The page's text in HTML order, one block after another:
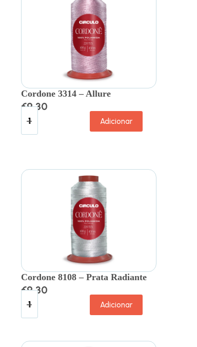
Cordone 3314 – Allure
€9.30
Adicionar
Cordone 8108 – Prata Radiante
€9.30
Adicionar